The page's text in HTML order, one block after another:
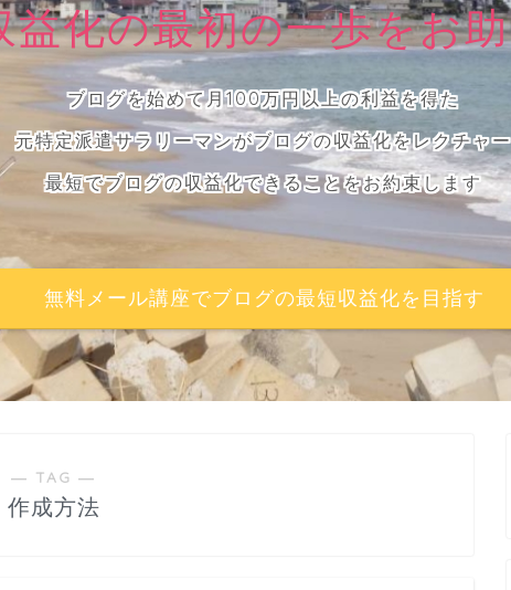
益化の最初の一歩をお
ブログを始めて月100万円以上の利益を得た
元特定派遣サラリーマンがブログの収益化をレクチャー
最短でブログの収益化できることをお約束します
無料メール講座でブログの最短収益化を目指す
― TAG ―
作成方法